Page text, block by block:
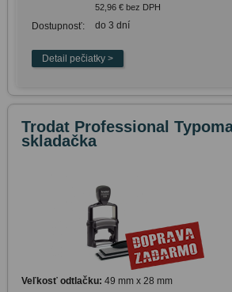
52,96 € bez DPH
Dostupnosť: do 3 dní
Trodat Professional
skladačka
Veľkosť odtlačku: 49 mm x 28 mm